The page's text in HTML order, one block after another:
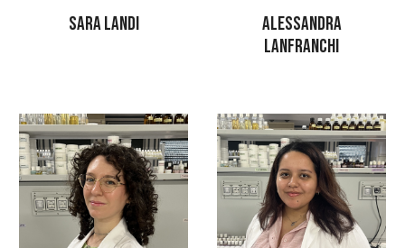
SARA LANDI
ALESSANDRA
LANFRANCHI